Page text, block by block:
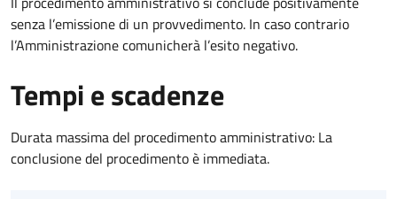
senza l’emissione di un provvedimento. In caso contrario
l’Amministrazione comunicherà l’esito negativo.
Tempi e scadenze
Durata massima del procedimento amministrativo: La
conclusione del procedimento è immediata.